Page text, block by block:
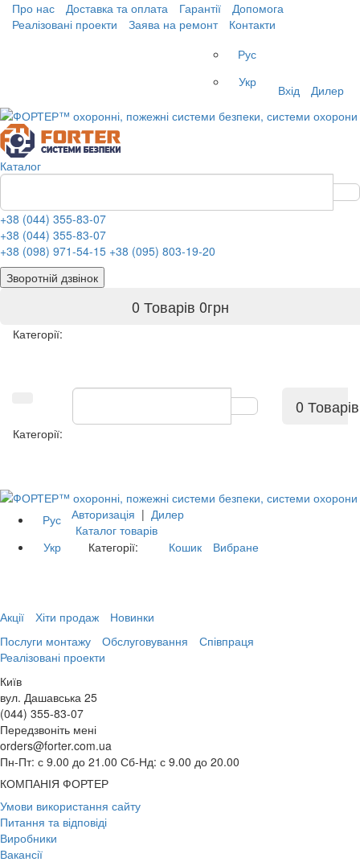
Про нас Доставка та оплата Гарантії
Допомога
Реалізовані проекти
Заява на ремонт
Контакти
Рус
Укр
Вхід Дилер
Каталог
+38 (044) 355-83-07
+38 (044) 355-83-07
+38 (098) 971-54-15 +38 (095) 803-19-20
Зворотній дзвінок
0 Товарів 0грн
Категорії:
0 Товарів
Категорії:
Рус
Укр
Авторизація | Дилер
Каталог товарів
Категорії:
Кошик Вибране
Акції Хіти продаж
Новинки
Послуги монтажу
Обслуговування
Співпраця
Реалізовані проекти
Київ
вул. Дашавська 25
(044) 355-83-07
Передзвоніть мені
orders@forter.com.ua
Пн-Пт: с 9.00 до 21.00 Сб-Нд: с 9.00 до 20.00
КОМПАНІЯ ФОРТЕР
Умови використання сайту
Питання та відповіді
Виробники
Вакансії